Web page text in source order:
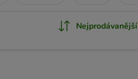
Nejprodávanější